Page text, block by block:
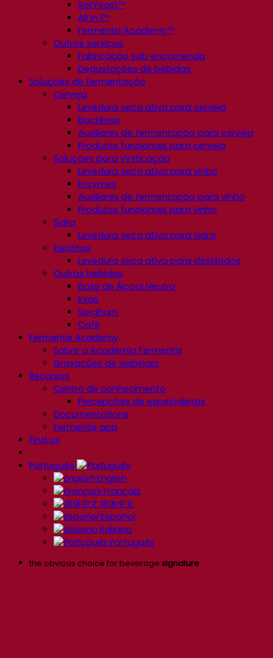
SafYeast™
All In 1™
Fermentis Academy™
Outros serviços
Fabricação sob encomenda
Degustações de bebidas
Soluções de fermentação
Cerveja
Levedura seca ativa para cerveja
Bactérias
Auxiliares de fermentação para cerveja
Produtos funcionais para cerveja
Soluções para Vinificação
Levedura seca ativa para vinho
Enzymes
Auxiliares de fermentação para vinho
Produtos funcionais para vinho
Sidra
Levedura seca ativa para sidra
Espíritos
Levedura seca ativa para destilados
Outras bebidas
Base de Álcool Neutro
Kvas
Sorghum
Café
Fermentis Academy
Sobre a Academia Fermentis
Gravações de webinars
Recursos
Centro de conhecimento
Percepções de especialistas
Documentations
Fermentis app
Find us
Português
English
Français
简体中文
Español
Italiano
Português
the obvious choice for beverage signature